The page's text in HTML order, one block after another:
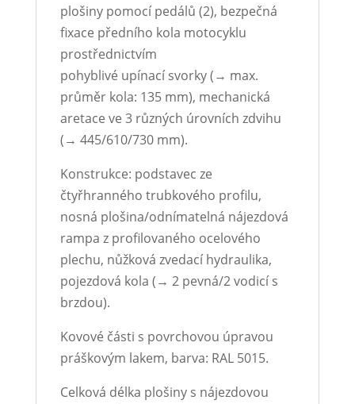
plošiny pomocí pedálů (2), bezpečná
fixace předního kola motocyklu
prostřednictvím
pohyblivé upínací svorky (→ max.
průměr kola: 135 mm), mechanická
aretace ve 3 různých úrovních zdvihu
(→ 445/610/730 mm).
Konstrukce: podstavec ze
čtyřhranného trubkového profilu,
nosná plošina/odnímatelná nájezdová
rampa z profilovaného ocelového
plechu, nůžková zvedací hydraulika,
pojezdová kola (→ 2 pevná/2 vodicí s
brzdou).
Kovové části s povrchovou úpravou
práškovým lakem, barva: RAL 5015.
Celková délka plošiny s nájezdovou